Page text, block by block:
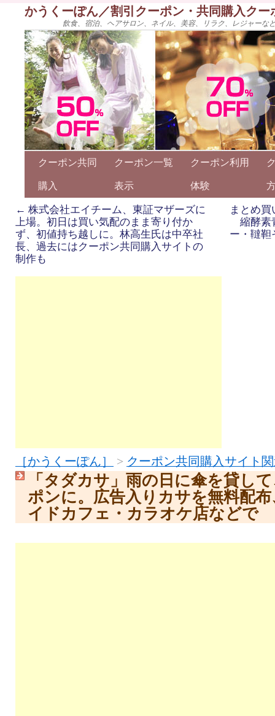
かうくーぽん／割引クーポン・共同購入ク
飲食、宿泊、ヘアサロン、ネイル、美容、リラク、レジャー
クーポン共同
購入
クーポン一覧
表示
クーポン利用
体験
← 株式会社エイチーム、東証マザーズに
上場。初日は買い気配のまま寄り付か
ず、初値持ち越しに。林高生氏は中卒社
長、過去にはクーポン共同購入サイトの
制作も
まとめ
縮酵素
ー・韃靼
［かうくーぽん］ > クーポン共同購入サイト
「タダカサ」雨の日に傘を貸し
ポンに。広告入りカサを無料配
イドカフェ・カラオケ店などで